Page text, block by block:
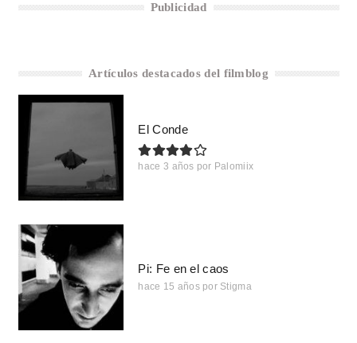
Publicidad
Artículos destacados del filmblog
El Conde
hace 3 años por Palomiix
Pi: Fe en el caos
hace 15 años por Stigma